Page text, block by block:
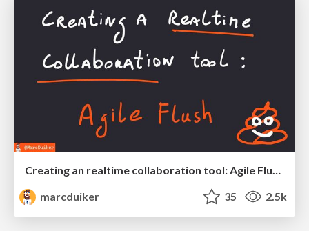
Creating an realtime collaboration tool: Agile Flush - .NET Oxford
marcduiker
35 2.5k